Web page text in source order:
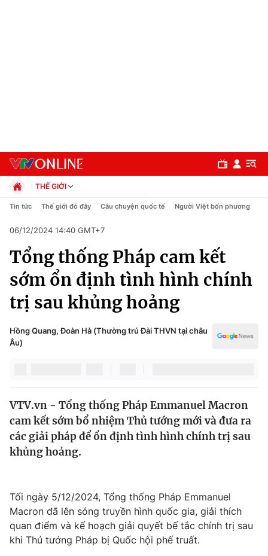
Chuyên mục
Chính trị
Xã hội
Pháp luật
Thế giới
Tin tức
Thế giới đó đây
Kinh tế
Thị trường
Góc doanh nghiệp
Truyền hình
Phim VTV
THẾ GIỚI
Chính trị
Pháp luật
Kinh tế
Thể thao
Truyền hình
Văn hóa - Giải trí
Đời sống
Tin tức Thế giới đó đây Câu chuyện quốc tế Người Việt bốn phương
06/12/2024 14:40 GMT+7
Tổng thống Pháp cam kết
sớm ổn định tình hình chính
trị sau khủng hoảng
Hồng Quang, Đoàn Hà (Thường trú Đài THVN tại châu
Âu)
VTV.vn - Tổng thống Pháp Emmanuel Macron
cam kết sớm bổ nhiệm Thủ tướng mới và đưa ra
các giải pháp để ổn định tình hình chính trị sau
khủng hoảng.
Tối ngày 5/12/2024, Tổng thống Pháp Emmanuel
Macron đã lên sóng truyền hình quốc gia, giải thích
quan điểm và kế hoạch giải quyết bế tắc chính trị sau
khi Thủ tướng Pháp bị Quốc hội phế truất.